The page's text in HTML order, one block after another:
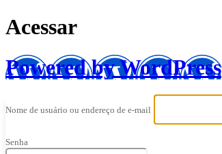
Acessar
Powered by WordPress
Nome de usuário ou endereço de e-mail
Senha